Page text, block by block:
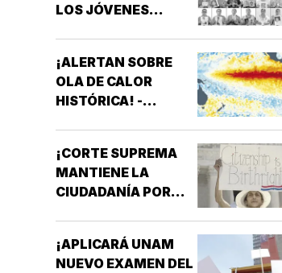
LOS JÓVENES
¡ALERTAN SOBRE
OLA DE CALOR
HISTÓRICA! -
¡CORTE SUPREMA
MANTIENE LA
CIUDADANÍA POR
¡APLICARÁ UNAM
NUEVO EXAMEN DEL